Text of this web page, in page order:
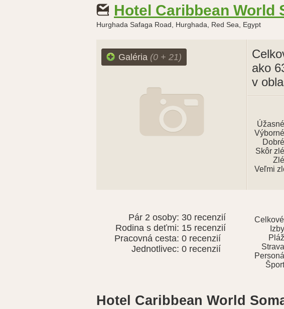
Hotel Caribbean World
Hurghada Safaga Road, Hurghada, Red Sea, Egypt
Galéria (0 + 21)
ako
v
Úžasné
Výborné
Dobré
Skôr zlé
Zlé
Veľmi
Pár 2 osoby: 30 recenzií
Rodina s deťmi: 15 recenzií
Pracovná cesta: 0 recenzií
Jednotlivec: 0 recenzií
Izby
Pláž
Strava
Personál
Šport
Hotel Caribbean World